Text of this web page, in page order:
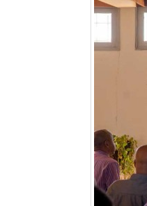
Connexion
Identifiant oublié ?